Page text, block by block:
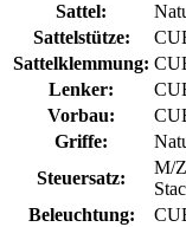
Sattel:
Sattelstütze:
Sattelklemmung:
Lenker:
Vorbau:
Griffe:
Steuersatz:
M/
Beleuchtung: